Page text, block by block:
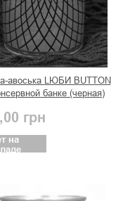
авоська LЮБИ BUTTON
банке (черная)
грн
на